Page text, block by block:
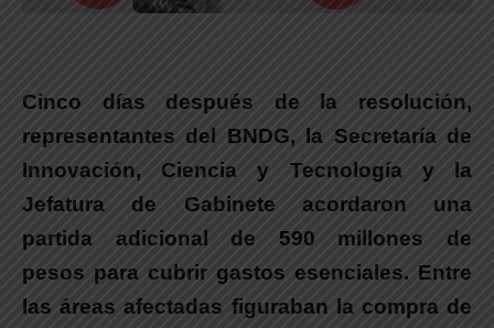
Cinco días después de la resolución,
representantes del BNDG, la Secretaría de
Innovación, Ciencia y Tecnología y la
Jefatura de Gabinete acordaron una
partida adicional de 590 millones de
pesos para cubrir gastos esenciales. Entre
las áreas afectadas figuraban la compra de